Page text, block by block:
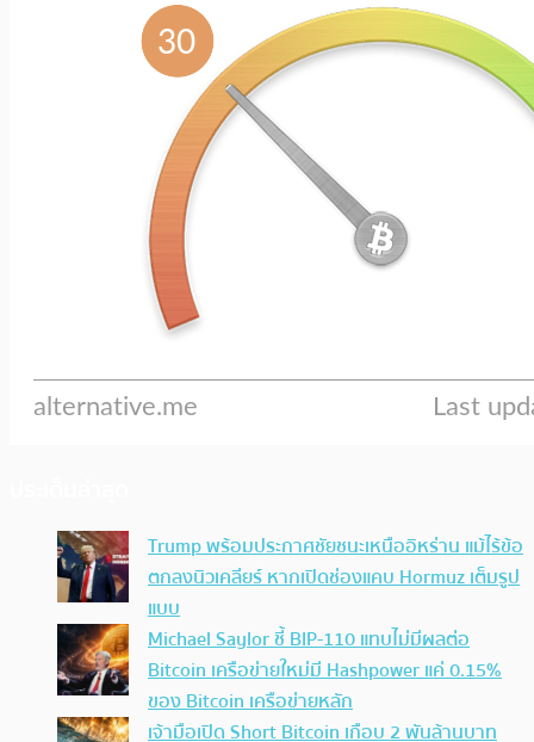
Trump พร้อมประกาศชัยชนะเหนืออิหร่าน แม้ไร้ข้อ
ตกลงนิวเคลียร์ หากเปิดช่องแคบ Hormuz เต็มรูป
แบบ
Michael Saylor ชี้ BIP-110 แทบไม่มีผลต่อ
Bitcoin เครือข่ายใหม่มี Hashpower แค่ 0.15%
ของ Bitcoin เครือข่ายหลัก
เจ้ามือเปิด Short Bitcoin เกือบ 2 พันล้านบาท